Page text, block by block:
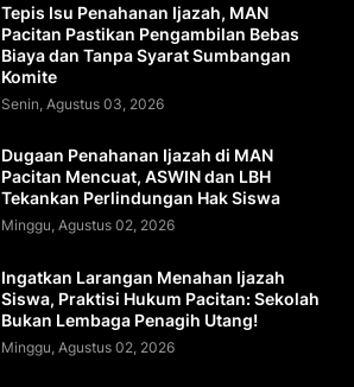
Tepis Isu Penahanan Ijazah, MAN
Pacitan Pastikan Pengambilan Bebas
Biaya dan Tanpa Syarat Sumbangan
Komite
Senin, Agustus 03, 2026
Dugaan Penahanan Ijazah di MAN
Pacitan Mencuat, ASWIN dan LBH
Tekankan Perlindungan Hak Siswa
Minggu, Agustus 02, 2026
Ingatkan Larangan Menahan Ijazah
Siswa, Praktisi Hukum Pacitan: Sekolah
Bukan Lembaga Penagih Utang!
Minggu, Agustus 02, 2026